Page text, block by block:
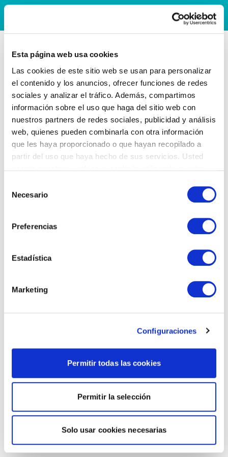
Esta página web usa cookies
Las cookies de este sitio web se usan para personalizar
el contenido y los anuncios, ofrecer funciones de redes
sociales y analizar el tráfico. Además, compartimos
información sobre el uso que haga del sitio web con
nuestros partners de redes sociales, publicidad y análisis
web, quienes pueden combinarla con otra información
que les haya proporcionado o que hayan recopilado a
partir del uso que haya hecho de sus servicios. Usted
Necesario
Preferencias
Estadística
Marketing
Configuraciones
Permitir todas las cookies
Permitir la selección
Solo usar cookies necesarias